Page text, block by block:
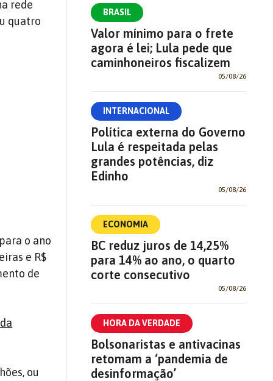
rede
quatro
o ano
e R$
de
ou
BRASIL
Valor mínimo para o frete
agora é lei; Lula pede que
caminhoneiros fiscalizem
05/08/26
INTERNACIONAL
Política externa do Governo
Lula é respeitada pelas
grandes potências, diz
Edinho
05/08/26
ECONOMIA
BC reduz juros de 14,25%
para 14% ao ano, o quarto
corte consecutivo
05/08/26
HORA DA VERDADE
Bolsonaristas e antivacinas
retomam a ‘pandemia de
desinformação’